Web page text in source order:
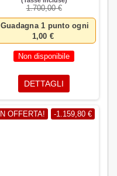
1.700,00 €
Guadagna 1 punto ogni
1,00 €
Non disponibile
DETTAGLI
IN OFFERTA! -1.159,80 €